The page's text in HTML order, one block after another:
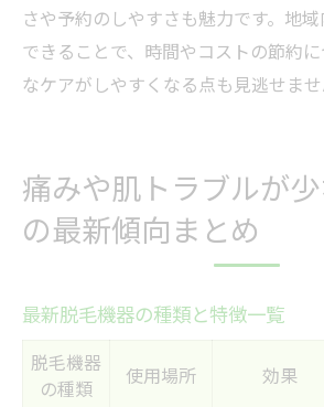
さや予約のしやすさも魅力です。地
できることで、時間やコストの節約
なケアがしやすくなる点も見逃せませ
痛みや肌トラブルが
の最新傾向まとめ
最新脱毛機器の種類と特徴一覧
脱毛機器
の種類
使用場所 効果